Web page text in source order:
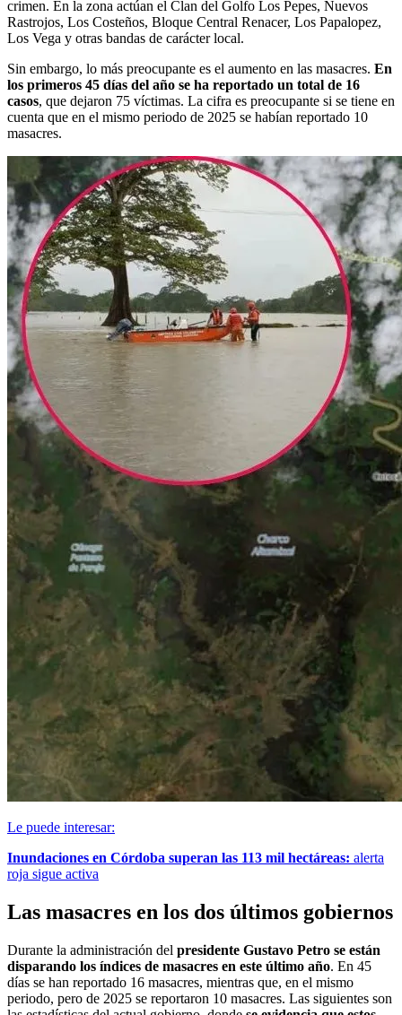
crimen. En la zona actúan el Clan del Golfo Los Pepes, Nuevos
Rastrojos, Los Costeños, Bloque Central Renacer, Los Papalopez,
Los Vega y otras bandas de carácter local.
Sin embargo, lo más preocupante es el aumento en las masacres. En
los primeros 45 días del año se ha reportado un total de 16
casos, que dejaron 75 víctimas. La cifra es preocupante si se tiene en
cuenta que en el mismo periodo de 2025 se habían reportado 10
masacres.
Le puede interesar:
Inundaciones en Córdoba superan las 113 mil hectáreas: alerta
roja sigue activa
Las masacres en los dos últimos gobiernos
Durante la administración del presidente Gustavo Petro se están
disparando los índices de masacres en este último año. En 45
días se han reportado 16 masacres, mientras que, en el mismo
periodo, pero de 2025 se reportaron 10 masacres. Las siguientes son